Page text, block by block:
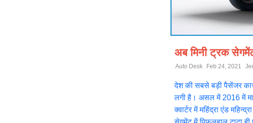
अब मिनी ट्रक
Auto Desk Feb 24, 2021
देश की सबसे बड़ी पैसेंजर
लगी है। असल में 2016 में
क्वार्टर में महिंद्रा एंड